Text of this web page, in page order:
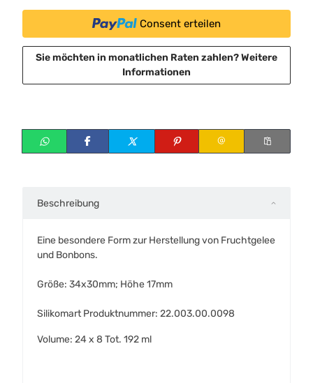
Consent erteilen
Sie möchten in monatlichen Raten zahlen?Weitere
Informationen
Beschreibung
Eine besondere Form zur Herstellung von Fruchtgelee
und Bonbons.
Größe: 34x30mm; Höhe 17mm
Silikomart Produktnummer: 22.003.00.0098
Volume: 24 x 8 Tot. 192 ml